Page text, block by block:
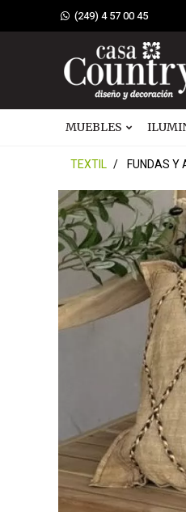
(249) 4 57 00 45
MUEBLES
TEXTIL FUNDAS Y